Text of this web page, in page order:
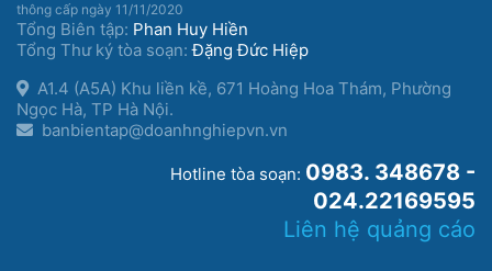
thông cấp ngày 11/11/2020
Tổng Biên tập: Phan Huy Hiền
Tổng Thư ký tòa soạn:Đặng Đức Hiệp
A1.4 (A5A) Khu liền kề, 671 Hoàng Hoa Thám, Phường
Ngọc Hà, TP Hà Nội.
banbientap@doanhnghiepvn.vn
Hotline tòa soạn: 0983. 348678 -
024.22169595
Liên hệ quảng cáo